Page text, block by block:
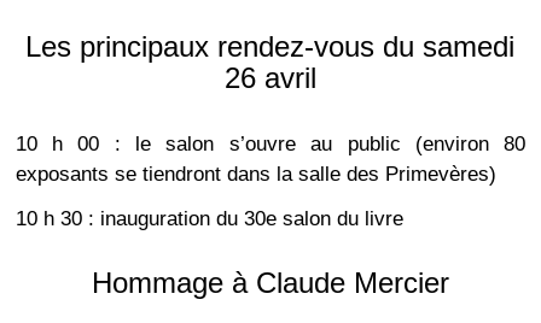
Les principaux rendez-vous du samedi
26 avril
10 h 00 : le salon s’ouvre au public (environ 80
exposants se tiendront dans la salle des Primevères)
10 h 30 : inauguration du 30e salon du livre
Hommage à Claude Mercier